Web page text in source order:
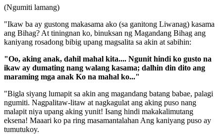
(Ngumiti lamang)
"Ikaw ba ay gustong makasama ako (sa ganitong Liwanag) kasama
ang Bihag? At tiningnan ko, binuksan ng Magandang Bihag ang
kaniyang rosadong bibig upang magsalita sa akin at sabihin:
"Oo, aking anak, dahil mahal kita.... Ngunit hindi ko gusto na
ikaw ay dumating nang walang kasama; dalhin din dito ang
maraming mga anak Ko na mahal ko..."
"Bigla siyang lumapit sa akin ang magandang batang babae, palagi
ngumiti. Nagpalitaw-litaw at nagkagulat ang aking puso nang
malapit niya upang aking yunit! Isang hindi makakalimutang
eksena! Maaari ko pa ring masamantalahan Ang kaniyang puso ay
tumutukoy.